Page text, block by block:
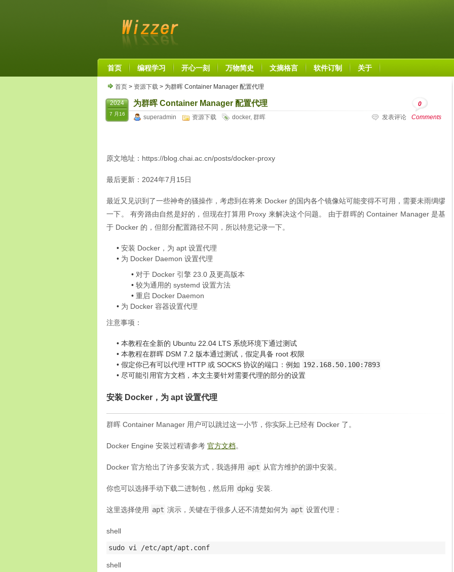
首页 编程学习 开心一刻 万物简史 文摘格言 软件订制 关于
首页 > 资源下载 > 为群晖 Container Manager 配置代理
2024
7 月16
为群晖 Container Manager 配置代理
superadmin 资源下载 docker, 群晖
0
Comments
发表评论
原文地址：https://blog.chai.ac.cn/posts/docker-proxy
最后更新：2024年7月15日
最近又见识到了一些神奇的骚操作，考虑到在将来 Docker 的国内各个镜像站可能变得不可用，需要未雨绸缪
一下。 有旁路由自然是好的，但现在打算用 Proxy 来解决这个问题。 由于群晖的 Container Manager 是基
于 Docker 的，但部分配置路径不同，所以特意记录一下。
安装 Docker，为 apt 设置代理
为 Docker Daemon 设置代理
对于 Docker 引擎 23.0 及更高版本
较为通用的 systemd 设置方法
重启 Docker Daemon
为 Docker 容器设置代理
注意事项：
本教程在全新的 Ubuntu 22.04 LTS 系统环境下通过测试
本教程在群晖 DSM 7.2 版本通过测试，假定具备 root 权限
假定你已有可以代理 HTTP 或 SOCKS 协议的端口：例如 192.168.50.100:7893
尽可能引用官方文档，本文主要针对需要代理的部分的设置
安装 Docker，为 apt 设置代理
群晖 Container Manager 用户可以跳过这一小节，你实际上已经有 Docker 了。
Docker Engine 安装过程请参考 官方文档。
Docker 官方给出了许多安装方式，我选择用 apt 从官方维护的源中安装。
你也可以选择手动下载二进制包，然后用 dpkg 安装.
这里选择使用 apt 演示，关键在于很多人还不清楚如何为 apt 设置代理：
shell
sudo vi /etc/apt/apt.conf
shell